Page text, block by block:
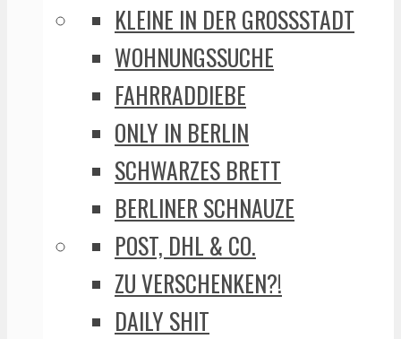
KLEINE IN DER GROSSSTADT
WOHNUNGSSUCHE
FAHRRADDIEBE
ONLY IN BERLIN
SCHWARZES BRETT
BERLINER SCHNAUZE
POST, DHL & CO.
ZU VERSCHENKEN?!
DAILY SHIT